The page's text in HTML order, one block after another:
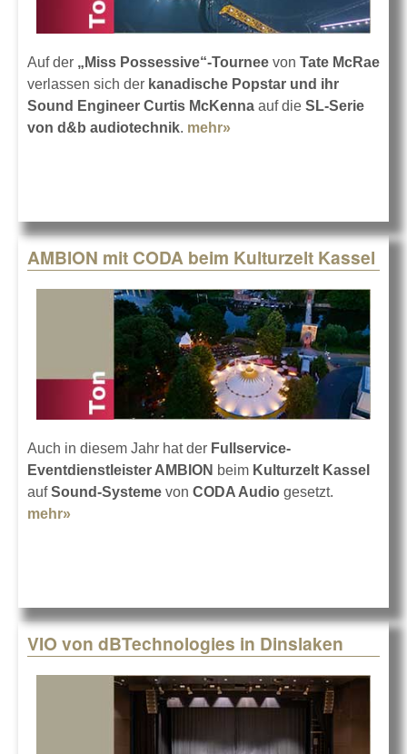
Auf der „Miss Possessive“-Tournee von Tate McRae
verlassen sich der kanadische Popstar und ihr
Sound Engineer Curtis McKenna auf die SL-Serie
von d&b audiotechnik. mehr»
AMBION mit CODA beim Kulturzelt Kassel
Auch in diesem Jahr hat der Fullservice-
Eventdienstleister AMBION beim Kulturzelt Kassel
aufSound-Systeme von CODA Audio gesetzt.
mehr»
VIO von dBTechnologies in Dinslaken